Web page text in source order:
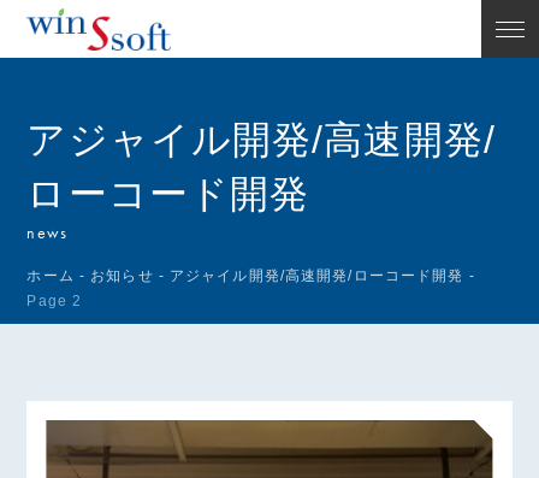
アジャイル開発/高速開発/
ローコード開発
news
ホーム - お知らせ - アジャイル開発/高速開発/ローコード開発 -
Page 2